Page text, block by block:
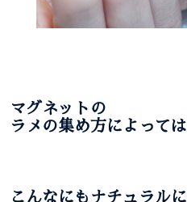
マグネットの
ラメの集め方によっては
こんなにもナチュラルに